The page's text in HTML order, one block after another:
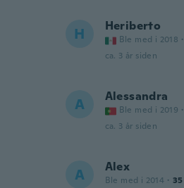
H Heriberto
Ble med i 2018 ·
ca. 3 år siden
A Alessandra
Ble med i 2019 ·
ca. 3 år siden
A Alex
Ble med i 2014 · 35